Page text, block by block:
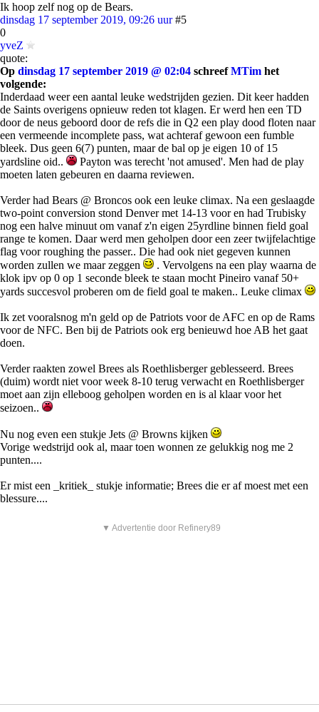
Ik hoop zelf nog op de Bears.
dinsdag 17 september 2019, 09:26 uur #5
0
yveZ
quote:
Op dinsdag 17 september 2019 @ 02:04 schreefMTim het
volgende:
Inderdaad weer een aantal leuke wedstrijden gezien. Dit keer hadden
de Saints overigens opnieuw reden tot klagen. Er werd hen een TD
door de neus geboord door de refs die in Q2 een play dood floten naar
een vermeende incomplete pass, wat achteraf gewoon een fumble
bleek. Dus geen 6(7) punten, maar de bal op je eigen 10 of 15
yardsline oid..
Payton was terecht 'not amused'. Men had de play
moeten laten gebeuren en daarna reviewen.
Verder had Bears @ Broncos ook een leuke climax. Na een geslaagde
two-point conversion stond Denver met 14-13 voor en had Trubisky
nog een halve minuut om vanaf z'n eigen 25yrdline binnen field goal
range te komen. Daar werd men geholpen door een zeer twijfelachtige
flag voor roughing the passer.. Die had ook niet gegeven kunnen
worden zullen we maar zeggen
. Vervolgens na een play waarna de
klok ipv op 0 op 1 seconde bleek te staan mocht Pineiro vanaf 50+
yards succesvol proberen om de field goal te maken.. Leuke climax
Ik zet vooralsnog m'n geld op de Patriots voor de AFC en op de Rams
voor de NFC. Ben bij de Patriots ook erg benieuwd hoe AB het gaat
doen.
Verder raakten zowel Brees als Roethlisberger geblesseerd. Brees
(duim) wordt niet voor week 8-10 terug verwacht en Roethlisberger
moet aan zijn elleboog geholpen worden en is al klaar voor het
seizoen..
Nu nog even een stukje Jets @ Browns kijken
Vorige wedstrijd ook al, maar toen wonnen ze gelukkig nog me 2
punten....
Er mist een _kritiek_ stukje informatie; Brees die er af moest met een
blessure....
▼ Advertentie door Refinery89